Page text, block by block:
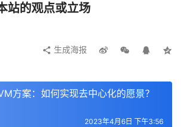
站的观点或立场
生成海报
方案：如何实现去中心化的愿景？
2023年4月6日 下午3:56